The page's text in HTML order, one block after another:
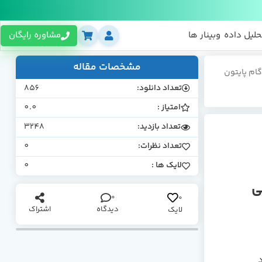
داده وبینار ها مشاوره رایگان
مشخصات مقاله
تعداد دانلود:
856
امتیاز :
0.0
تعداد بازدید:
3248
تعداد نظرات:
0
لایک ها :
0
0
لایک
0
دیدگاه اشتراک
پایتون